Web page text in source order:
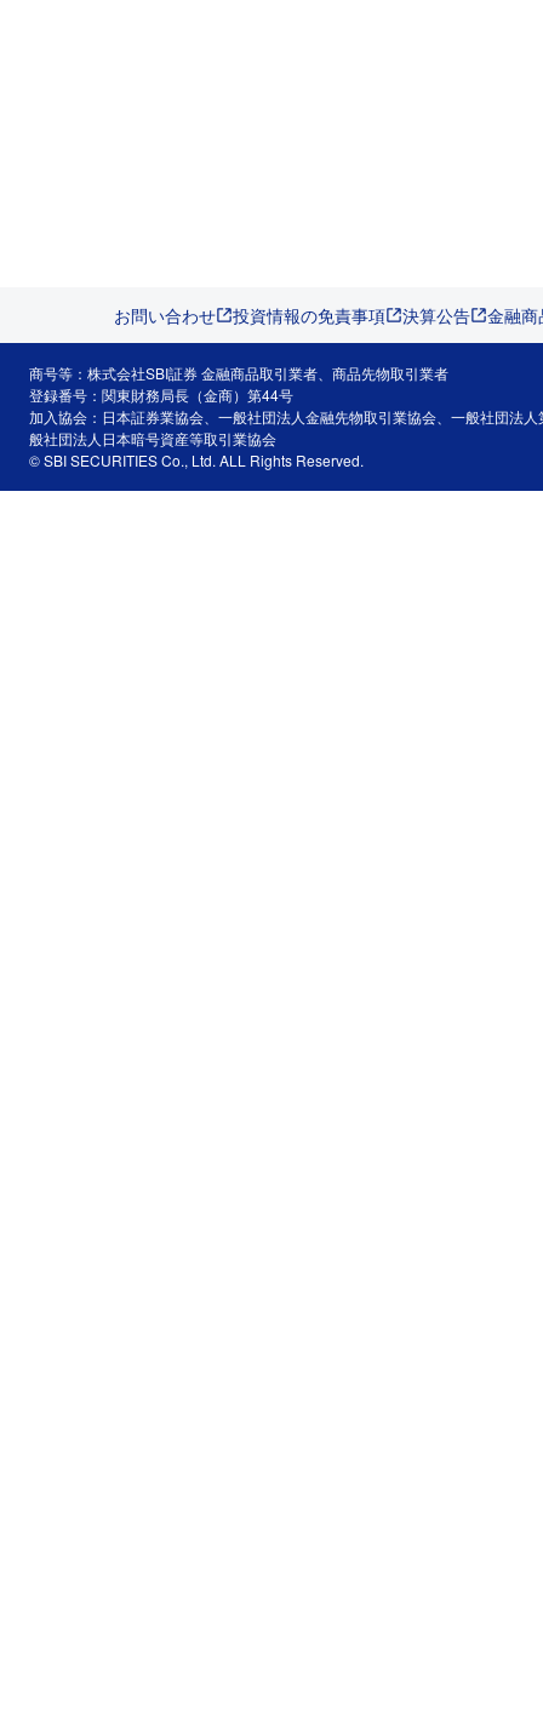
お問い合わせ 投資情報の免責事項 決算公告 金融
商号等：株式会社SBI証券 金融商品取引業者、商品先物取引業者
登録番号：関東財務局長（金商）第44号
加入協会：日本証券業協会、一般社団法人金融先物取引業協会、一般社団法
般社団法人日本暗号資産等取引業協会
© SBI SECURITIES Co., Ltd. ALL Rights Reserved.